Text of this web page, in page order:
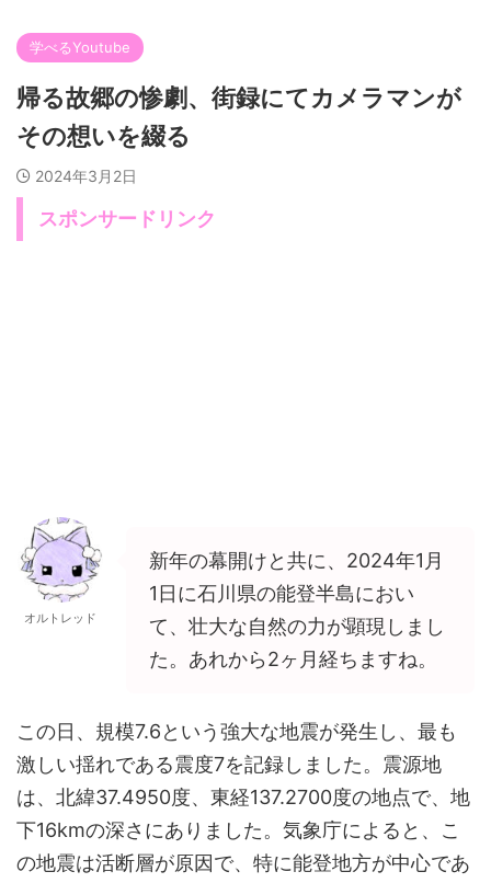
学べるYoutube
帰る故郷の惨劇、街録にてカメラマンが
その想いを綴る
2024年3月2日
スポンサードリンク
オルトレッド
新年の幕開けと共に、2024年1月
1日に石川県の能登半島におい
て、壮大な自然の力が顕現しまし
た。あれから2ヶ月経ちますね。
この日、規模7.6という強大な地震が発生し、最も
激しい揺れである震度7を記録しました。震源地
は、北緯37.4950度、東経137.2700度の地点で、地
下16kmの深さにありました。気象庁によると、こ
の地震は活断層が原因で、特に能登地方が中心であ